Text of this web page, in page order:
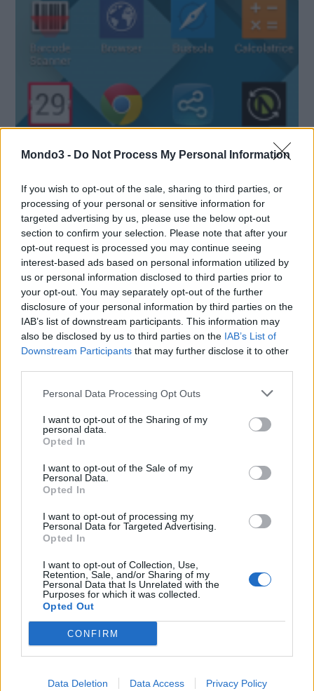
Mondo3 - Do Not Process My Personal Information
If you wish to opt-out of the sale, sharing to third parties, or
processing of your personal or sensitive information for
targeted advertising by us, please use the below opt-out
section to confirm your selection. Please note that after your
opt-out request is processed you may continue seeing
interest-based ads based on personal information utilized by
us or personal information disclosed to third parties prior to
your opt-out. You may separately opt-out of the further
disclosure of your personal information by third parties on the
IAB’s list of downstream participants. This information may
also be disclosed by us to third parties on the IAB’s List of
Downstream Participants that may further disclose it to other
Personal Data Processing Opt Outs
I want to opt-out of the Sharing of my
personal data.
Opted In
I want to opt-out of the Sale of my
Personal Data.
Opted In
I want to opt-out of processing my
Personal Data for Targeted Advertising.
Opted In
I want to opt-out of Collection, Use,
Retention, Sale, and/or Sharing of my
Personal Data that Is Unrelated with the
Purposes for which it was collected.
Opted Out
CONFIRM
Data Deletion Data Access Privacy Policy
VIEW POST
APP GRATIS, ACQUISTI IN-APP E MINORI:
GLI IMPEGNI DI ITUNES, GOOGLE, AMAZON
E GAMELOFT
L’Autorità Garante della Concorrenza e del Mercato ha accolto gli
impegni presentati da iTunes, Google, Amazon e Gameloft,
nell’ambito di un procedimento avviato per possibili pratiche
commerciali scorrette, connesse con la diffusione di un
videogioco destinato a bambini e proposto …
LE MIGLIORI OFFERTE AMAZON
SMARTPHONE E NON SOLO: TECNOGAZZETTA
XIAOMI PRESENTA I NUOVI REDMI 17 SERIES,
FOCUS SU AUTONOMIA E INTRATTENIMENTO